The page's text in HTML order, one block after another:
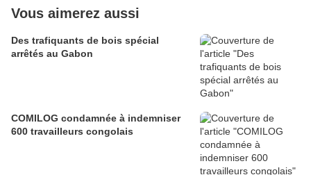
Vous aimerez aussi
Des trafiquants de bois spécial
arrêtés au Gabon
COMILOG condamnée à indemniser
600 travailleurs congolais